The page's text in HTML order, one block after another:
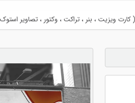
ویزیت ، بنر ، تراکت ، وکتور ، تصاویر